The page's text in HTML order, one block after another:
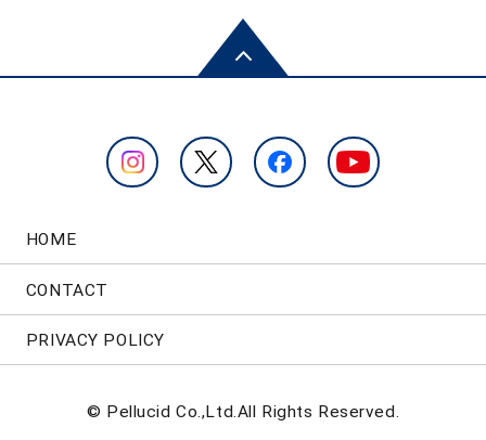
HOME
CONTACT
PRIVACY POLICY
© Pellucid Co.,Ltd.All Rights Reserved.